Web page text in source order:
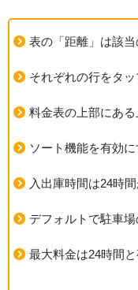
表の「距離」は該
それぞれの行をタ
料金表の上部にあ
ソート機能を有効
入出庫時間は24時
デフォルトで駐車
最大料金は24時間